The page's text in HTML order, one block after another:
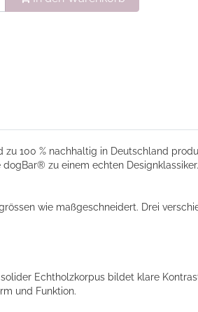
100 % nachhaltig in Deutschland
zu einem echten
wie maßgeschneidert. Drei
Echtholzkorpus bildet klare
und Funktion.